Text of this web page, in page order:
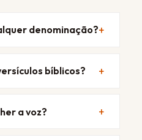
denominação?
bíblicos?
a voz?